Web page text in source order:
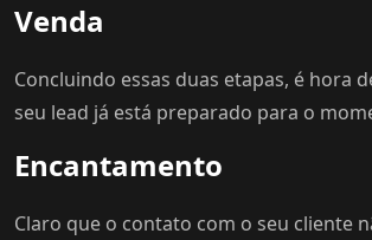
Venda
Concluindo essas duas etapas, é hora
seu lead já está preparado para o
Encantamento
Claro que o contato com o seu cliente